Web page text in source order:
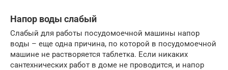
Напор воды слабый
Слабый для работы посудомоечной машины напор
воды – еще одна причина, по которой в посудомоечной
машине не растворяется таблетка. Если никаких
сантехнических работ в доме не проводится, и напор